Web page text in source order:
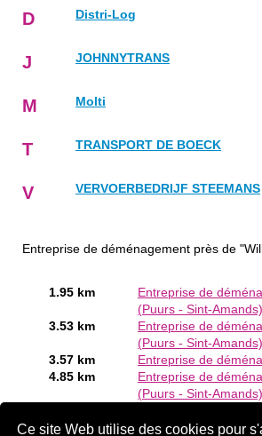
Ce site Web utilise des cookies pour
D Distri-Log
J JOHNNYTRANS
M Molti
T TRANSPORT DE BOECK
V VERVOERBEDRIJF STEEMANS
Entreprise de déménagement près de
1.95 km
Entreprise de
(Puurs - Sint-Amands)
3.53 km
Entreprise de
(Puurs - Sint-Amands)
3.57 km
Entreprise de
4.85 km
Entreprise de
(Puurs - Sint-Amands)
Êtes-vous ou connaissez-vous un